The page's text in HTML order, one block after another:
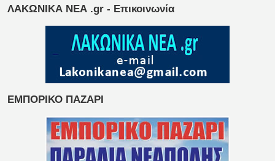
ΛΑΚΩΝΙΚΑ ΝΕΑ .gr - Επικοινωνία
ΕΜΠΟΡΙΚΟ ΠΑΖΑΡΙ